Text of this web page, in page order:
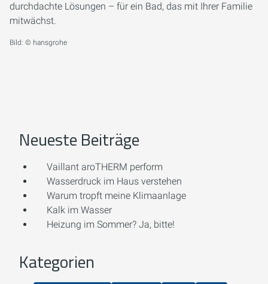
durchdachte Lösungen – für ein Bad, das mit Ihrer Familie
mitwächst.
Bild: © hansgrohe
Neueste Beiträge
Vaillant aroTHERM perform
Wasserdruck im Haus verstehen
Warum tropft meine Klimaanlage
Kalk im Wasser
Heizung im Sommer? Ja, bitte!
Kategorien